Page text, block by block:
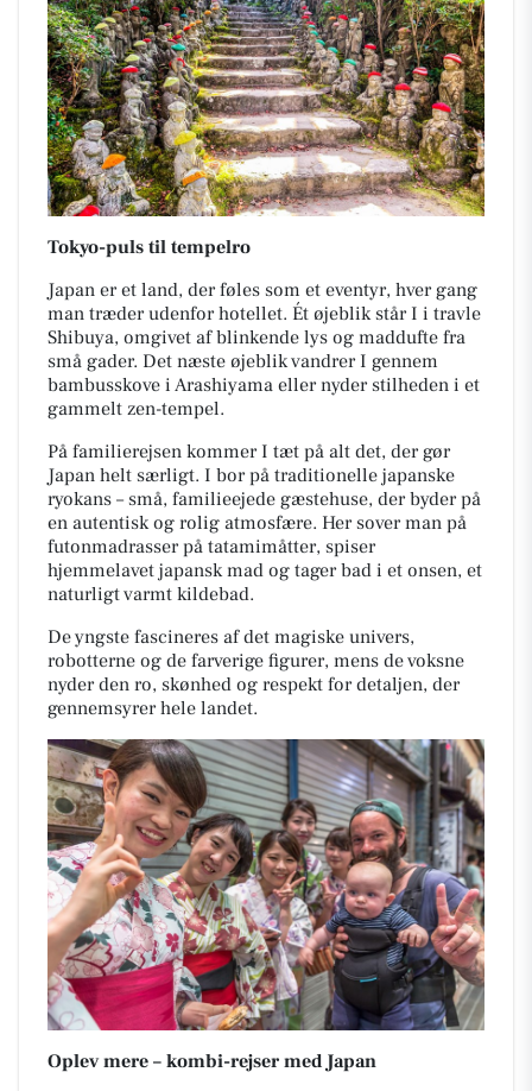
Tokyo-puls til tempelro
Japan er et land, der føles som et eventyr, hver gang
man træder udenfor hotellet. Ét øjeblik står I i travle
Shibuya, omgivet af blinkende lys og maddufte fra
små gader. Det næste øjeblik vandrer I gennem
bambusskove i Arashiyama eller nyder stilheden i et
gammelt zen-tempel.
På familierejsen kommer I tæt på alt det, der gør
Japan helt særligt. I bor på traditionelle japanske
ryokans – små, familieejede gæstehuse, der byder på
en autentisk og rolig atmosfære. Her sover man på
futonmadrasser på tatamimåtter, spiser
hjemmelavet japansk mad og tager bad i et onsen, et
naturligt varmt kildebad.
De yngste fascineres af det magiske univers,
robotterne og de farverige figurer, mens de voksne
nyder den ro, skønhed og respekt for detaljen, der
gennemsyrer hele landet.
Oplev mere – kombi-rejser med Japan